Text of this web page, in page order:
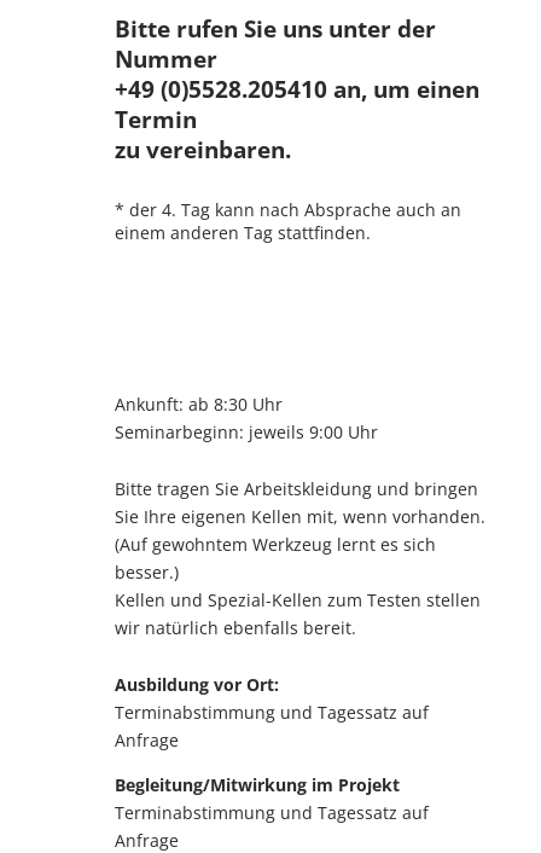
Bitte rufen Sie uns unter der
Nummer
+49 (0)5528.205410 an, um einen
Termin
zu vereinbaren.
* der 4. Tag kann nach Absprache auch an
einem anderen Tag stattfinden.
Ankunft: ab 8:30 Uhr
Seminarbeginn: jeweils 9:00 Uhr
Bitte tragen Sie Arbeitskleidung und bringen
Sie Ihre eigenen Kellen mit, wenn vorhanden.
(Auf gewohntem Werkzeug lernt es sich
besser.)
Kellen und Spezial-Kellen zum Testen stellen
wir natürlich ebenfalls bereit.
Ausbildung vor Ort:
Terminabstimmung und Tagessatz auf
Anfrage
Begleitung/Mitwirkung im Projekt
Terminabstimmung und Tagessatz auf
Anfrage